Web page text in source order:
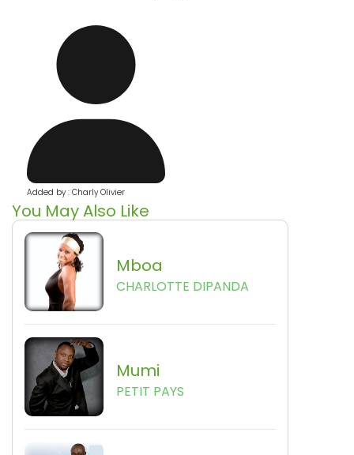
Added by : Charly Olivier
You May Also Like
Mboa
CHARLOTTE DIPANDA
Mumi
PETIT PAYS